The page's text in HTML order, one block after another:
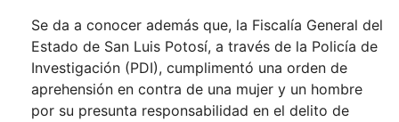
Se da a conocer además que, la Fiscalía General del
Estado de San Luis Potosí, a través de la Policía de
Investigación (PDI), cumplimentó una orden de
aprehensión en contra de una mujer y un hombre
por su presunta responsabilidad en el delito de